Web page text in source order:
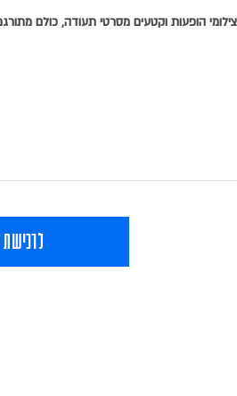
הופעות וקטעים מסרטי תעודה, כולם
לרכישת